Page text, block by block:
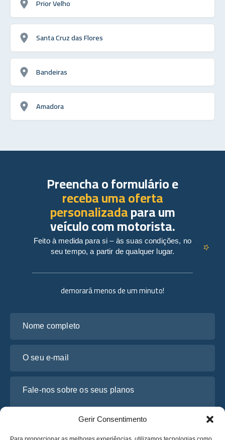
Gerir Consentimento
Prior Velho
Santa Cruz das Flores
Bandeiras
Amadora
demorará menos de um minuto!
Preencha o formulário e
receba uma oferta
personalizadapara um
veículo com motorista.
Feito à medida para si – às suas condições, no
seu tempo, a partir de qualquer lugar.